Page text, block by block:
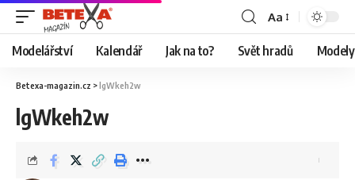
Aa
Modelářství Kalendář Jak na to? Svět hradů
Betexa-magazin.cz >lgWkeh2w
lgWkeh2w